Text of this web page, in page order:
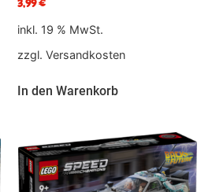
3,99€
inkl. 19 % MwSt.
zzgl.Versandkosten
In den Warenkorb